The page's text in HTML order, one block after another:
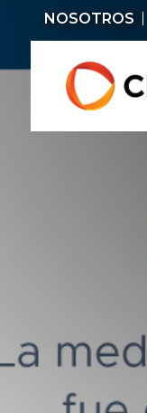
NOSOTROS